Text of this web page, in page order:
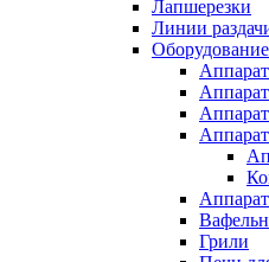
Лапшерезки
Линии
Грили